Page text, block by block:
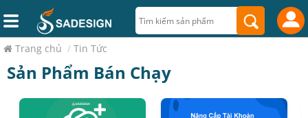
Trang chủ / Tin Tức
Sản Phẩm Bán Chạy